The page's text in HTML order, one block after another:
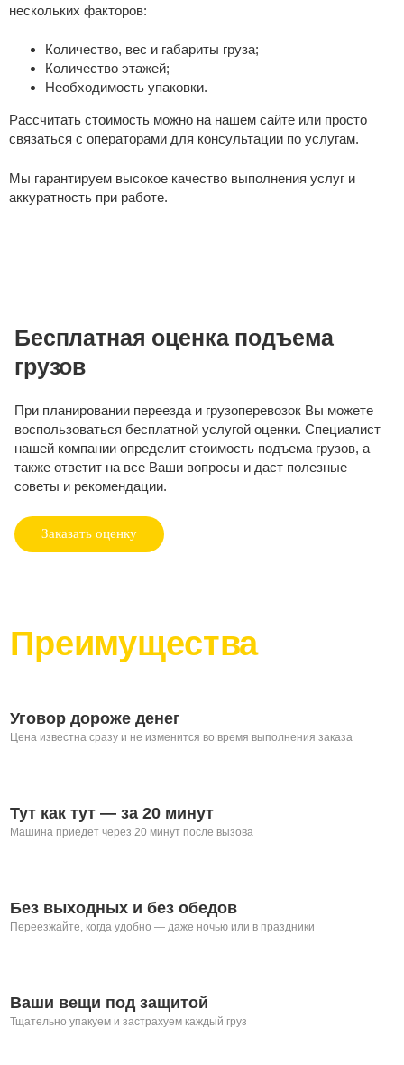
нескольких факторов:
Количество, вес и габариты груза;
Количество этажей;
Необходимость упаковки.
Рассчитать стоимость можно на нашем сайте или просто
связаться с операторами для консультации по услугам.
Мы гарантируем высокое качество выполнения услуг и
аккуратность при работе.
Бесплатная оценка подъема
грузов
При планировании переезда и грузоперевозок Вы можете
воспользоваться бесплатной услугой оценки. Специалист
нашей компании определит стоимость подъема грузов, а
также ответит на все Ваши вопросы и даст полезные
советы и рекомендации.
Заказать оценку
Преимущества
Уговор дороже денег
Цена известна сразу и не изменится во время выполнения заказа
Тут как тут — за 20 минут
Машина приедет через 20 минут после вызова
Без выходных и без обедов
Переезжайте, когда удобно — даже ночью или в праздники
Ваши вещи под защитой
Тщательно упакуем и застрахуем каждый груз